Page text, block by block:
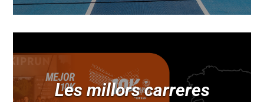
Les millors carreres